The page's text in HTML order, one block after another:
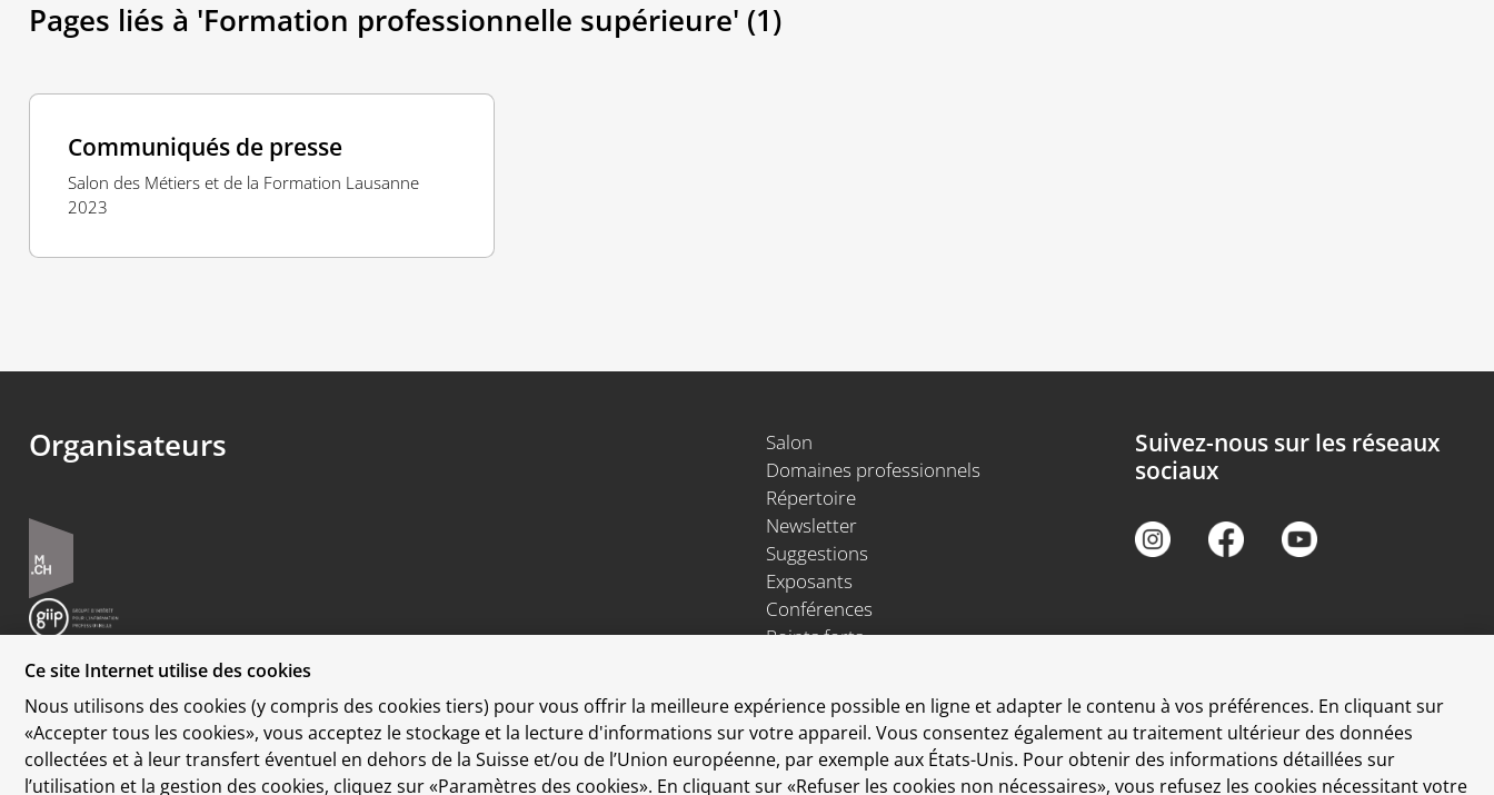
Pages liés à 'Formation professionnelle supérieure' (1)
Communiqués de presse
Salon des Métiers et de la Formation Lausanne
2023
Organisateurs
Protection des données
Disclaimer
Salon
Domaines professionnels
Répertoire
Newsletter
Suggestions
Exposants
Conférences
Points forts
Espace Enseignants
Suivez-nous sur les réseaux
sociaux
Ce site Internet utilise des cookies
Nous utilisons des cookies (y compris des cookies tiers) pour vous offrir la meilleure expérience possible en ligne et adapter le contenu à vos préférences. En cliquant sur
«Accepter tous les cookies», vous acceptez le stockage et la lecture d'informations sur votre appareil. Vous consentez également au traitement ultérieur des données
collectées et à leur transfert éventuel en dehors de la Suisse et/ou de l’Union européenne, par exemple aux États-Unis. Pour obtenir des informations détaillées sur
l’utilisation et la gestion des cookies, cliquez sur «Paramètres des cookies». En cliquant sur «Refuser les cookies non nécessaires», vous refusez les cookies nécessitant votre